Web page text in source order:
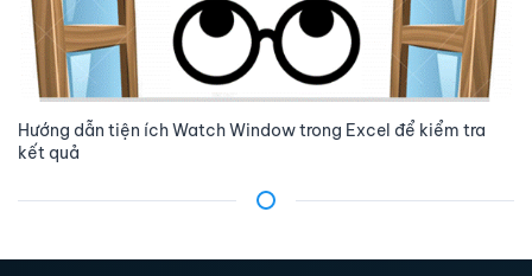
Hướng dẫn tiện ích Watch Window trong Excel để kiểm tra
kết quả